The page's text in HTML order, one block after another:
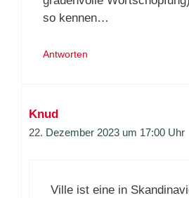
so kennen…
Antworten
Knud
22. Dezember 2023 um 17:00 Uhr
Ville ist eine in